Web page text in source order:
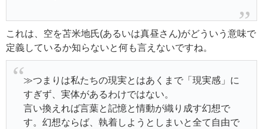
これは、空を苫米地氏(あるいは真昼さん)がどういう意味で
定義しているか知らないと何も言えないですね。
≫つまりは私たちの現実とはあくまで「現実感」に
すぎず、実体があるわけではない。
言い換えれば言葉と記憶と情動が織り成す幻想で
す。幻想ならば、執着しようとしまいと全て自由で